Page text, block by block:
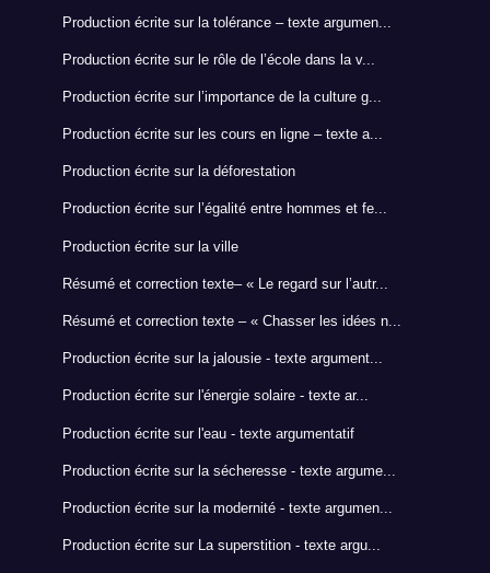
Production écrite sur la tolérance – texte argumen...
Production écrite sur le rôle de l’école dans la v...
Production écrite sur l’importance de la culture g...
Production écrite sur les cours en ligne – texte a...
Production écrite sur la déforestation
Production écrite sur l’égalité entre hommes et fe...
Production écrite sur la ville
Résumé et correction texte– « Le regard sur l’autr...
Résumé et correction texte – « Chasser les idées n...
Production écrite sur la jalousie - texte argument...
Production écrite sur l'énergie solaire - texte ar...
Production écrite sur l'eau - texte argumentatif
Production écrite sur la sécheresse - texte argume...
Production écrite sur la modernité - texte argumen...
Production écrite sur La superstition - texte argu...